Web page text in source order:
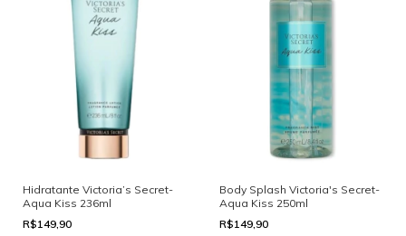
Hidratante Victoria’s Secret-
Aqua Kiss 236ml
R$149,90
Body Splash Victoria's Secret-
Aqua Kiss 250ml
R$149,90